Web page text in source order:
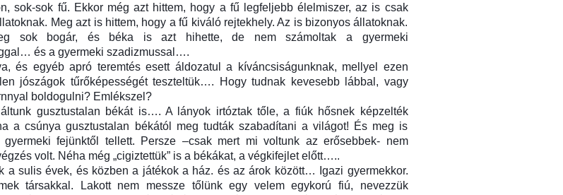
sok-sok fű. Ekkor még azt hittem, hogy a fű legfeljebb élelmiszer, az is csak
Meg azt is hittem, hogy a fű kiváló rejtekhely. Az is bizonyos állatoknak.
sok bogár, és béka is azt hihette, de nem számoltak a gyermeki
és a gyermeki szadizmussal….
és egyéb apró teremtés esett áldozatul a kíváncsiságunknak, mellyel ezen
jószágok tűrőképességét teszteltük…. Hogy tudnak kevesebb lábbal, vagy
boldogulni? Emlékszel?
gusztustalan békát is…. A lányok irtóztak tőle, a fiúk hősnek képzelték
a csúnya gusztustalan békától meg tudták szabadítani a világot! És meg is
gyermeki fejünktől tellett. Persze –csak mert mi voltunk az erősebbek- nem
volt. Néha még „cigiztettük” is a békákat, a végkifejlet előtt…..
a sulis évek, és közben a játékok a ház. és az árok között… Igazi gyermekkor.
társakkal. Lakott nem messze tőlünk egy velem egykorú fiú, nevezzük